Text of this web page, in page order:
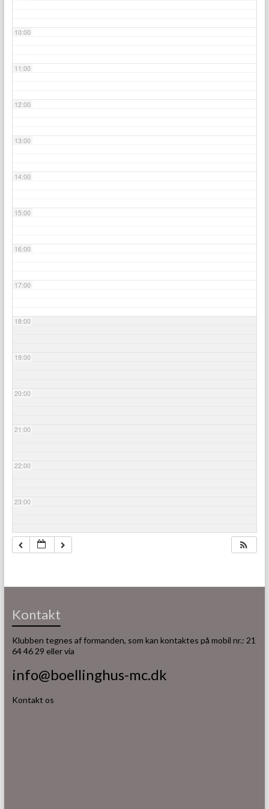
10:00
11:00
12:00
13:00
14:00
15:00
16:00
17:00
18:00
19:00
20:00
21:00
22:00
23:00
Kontakt
Klubben tegnes af formanden, som kan kontaktes på mobil nr.: 21
64 46 29 eller via
info@boellinghus-mc.dk
Kontakt os